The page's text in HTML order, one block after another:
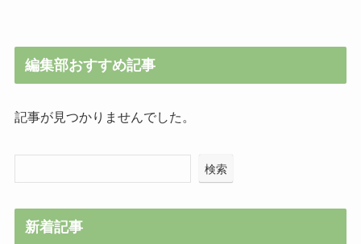
編集部おすすめ記事
記事が見つかりませんでした。
検索
新着記事